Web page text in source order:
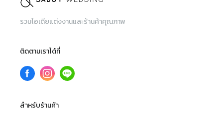
รวมไอเดียแต่งงานและร้านค้าคุณภาพ
ติดตามเราได้ที่
สำหรับร้านค้า